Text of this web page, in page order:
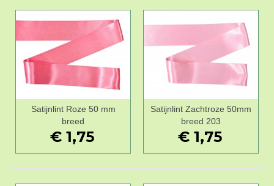
Satijnlint Roze 50 mm
breed
€ 1,75
Satijnlint Zachtroze 50mm
breed 203
€ 1,75